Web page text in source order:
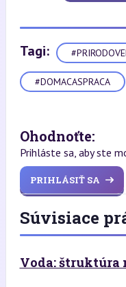
Tagi:
#DOMACASPRACA
Ohodnoťte:
Prihláste sa, aby ste
PRIHLÁSIŤ SA
Súvisiace
Voda: štruktúra